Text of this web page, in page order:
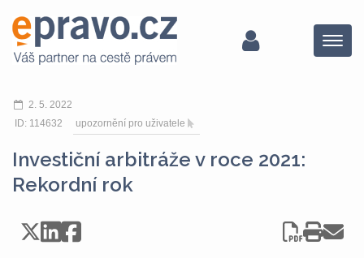
Menu
2. 5. 2022
ID: 114632
upozornění pro uživatele
Investiční arbitráže v roce 2021:
Rekordní rok